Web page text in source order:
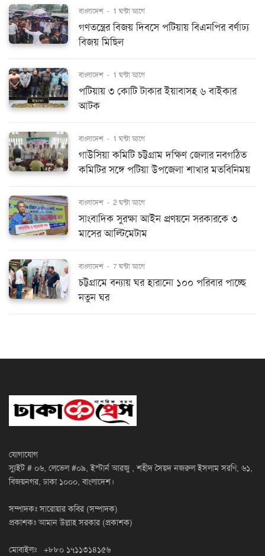
বাংলাদেশ - 1 ঘন্টা আগে
গণতন্ত্রের বিজয় দিবসে পটিয়ায় বিএনপির বর্ণাঢ্য
বিজয় মিছিল
বাংলাদেশ - 1 ঘন্টা আগে
পটিয়ায় ৩ কোটি টাকার ইয়াবাসহ ৬ বাইকার
আটক
বাংলাদেশ - 1 ঘন্টা আগে
গাউসিয়া কমিটি চট্টগ্রাম দক্ষিণ জেলার নবগঠিত
কমিটির সঙ্গে পটিয়া উপজেলা শাখার মতবিনিময়
বাংলাদেশ - 2 ঘন্টা আগে
সাংবাদিক সুরক্ষা আইন প্রণয়নে সরকারকে ৩
মাসের আল্টিমেটাম
বাংলাদেশ - 7 ঘন্টা আগে
চট্টগ্রামে বন্যায় ঘর হারানো ১০০ পরিবার পাচ্ছে
নতুন ঘর
যোগাযোগ
স্যুইট # ০৬, লেভেল #০৯, ইস্টার্ন আরজু , শহীদ সৈয়দ নজরুল ইসলাম সরণি, ৬১,
বিজয়নগর, ঢাকা ১০০০, বাংলাদেশ।
সম্পাদকঃ সারোয়ার কবির (সম্পাদক)
প্রকাশকঃ আমান উল্লাহ সরকার (প্রকাশক)
মোবাইলঃ +৮৮০ ১৭১১৩১৪১৫৬